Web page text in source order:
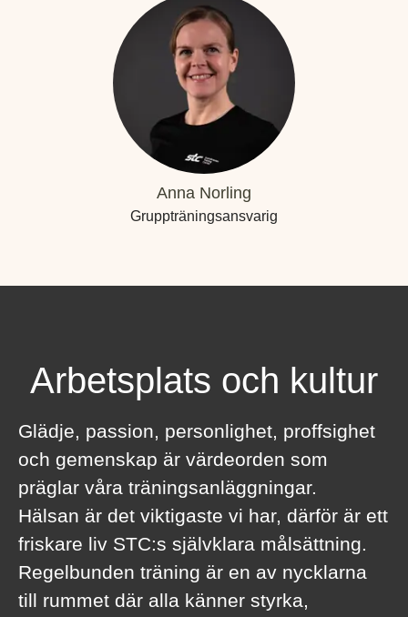
Anna Norling
Gruppträningsansvarig
Arbetsplats och kultur
Glädje, passion, personlighet, proffsighet
och gemenskap är värdeorden som
präglar våra träningsanläggningar.
Hälsan är det viktigaste vi har, därför är ett
friskare liv STC:s självklara målsättning.
Regelbunden träning är en av nycklarna
till rummet där alla känner styrka,